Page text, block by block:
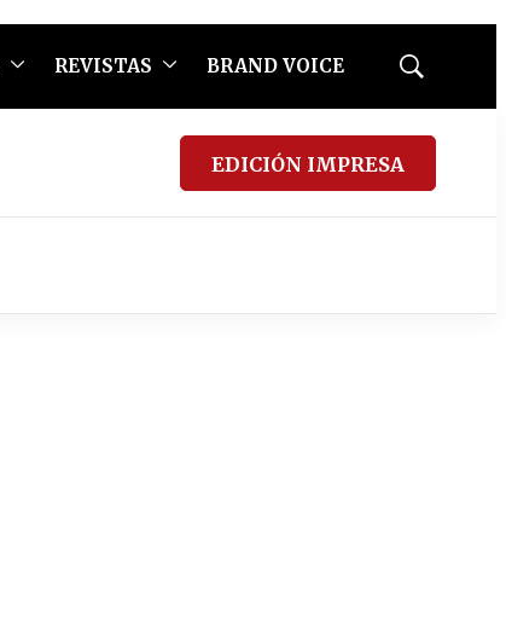
REVISTAS BRAND VOICE
Mostrar
EDICIÓN IMPRESA